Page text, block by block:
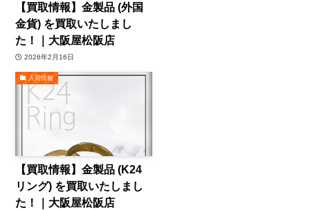
【買取情報】金製品 (外国
金貨) を買取いたしまし
た！｜大阪屋松阪店
2026年2月16日
入荷情報
【買取情報】金製品 (K24
リング) を買取いたしまし
た！｜大阪屋松阪店